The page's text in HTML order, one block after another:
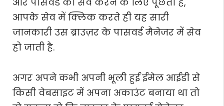
आपके सेव में क्लिक करते ही यह सारी
जानकारी उस ब्राउज़र के पासवर्ड मैनेजर में सेव
हो जाती है.
अगर अपने कभी अपनी भूली हुई ईमेल आईडी से
किसी वेबसाइट में अपना अकाउंट बनाया था तो